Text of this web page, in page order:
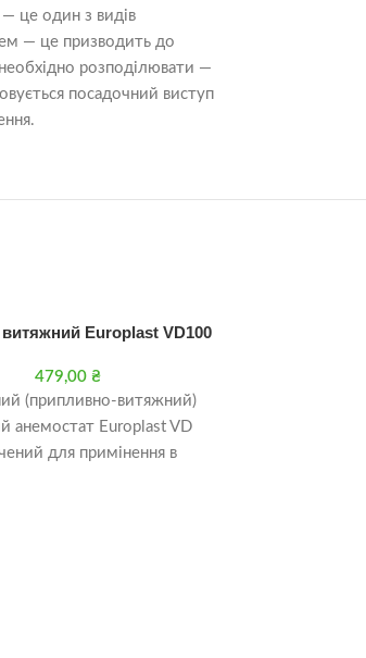
це один з видів
— це призводить до
розподілювати —
посадочний виступ
Europlast VD100
479,00 ₴
(припливно-витяжний)
анемостат Europlast VD
для примінення в